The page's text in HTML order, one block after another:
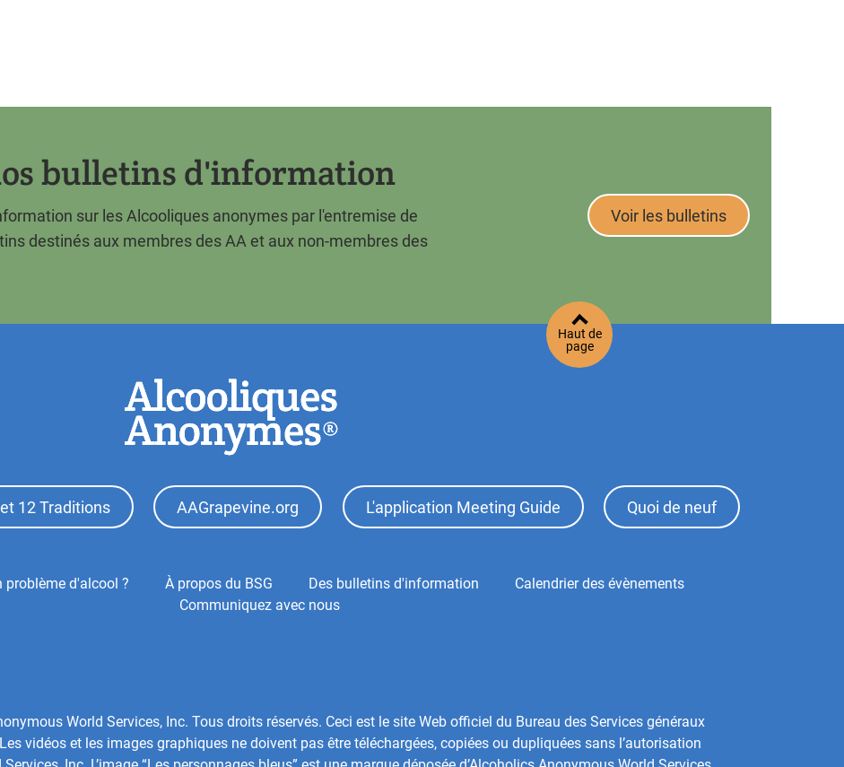
bulletins d'information
sur les Alcooliques anonymes par l'entremise de
destinés aux membres des AA et aux non-membres des
Voir les bulletins
Haut de
page
12 Traditions AAGrapevine.org L'application Meeting Guide Quoi de neuf
problème d'alcool ? À propos du BSG Des bulletins d'information
Calendrier des évènements
Communiquez avec nous
World Services, Inc. Tous droits réservés. Ceci est le site Web officiel du Bureau des Services généraux
vidéos et les images graphiques ne doivent pas être téléchargées, copiées ou dupliquées sans l’autorisation